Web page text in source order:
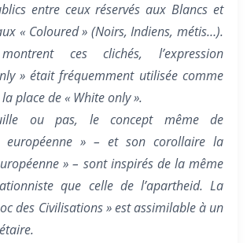
entre ceux réservés aux Blancs et
« Coloured » (Noirs, Indiens, métis…).
ces clichés, l’expression
» était fréquemment utilisée comme
place de « White only ».
ou pas, le concept même de
européenne » – et son corollaire la
» – sont inspirés de la même
que celle de l’apartheid. La
des Civilisations » est assimilable à un